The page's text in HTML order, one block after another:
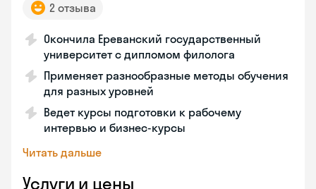
2 отзыва
Окончила Ереванский государственный
университет с дипломом филолога
Применяет разнообразные методы обучения
для разных уровней
Ведет курсы подготовки к рабочему
интервью и бизнес-курсы
Читать дальше
Услуги и цены